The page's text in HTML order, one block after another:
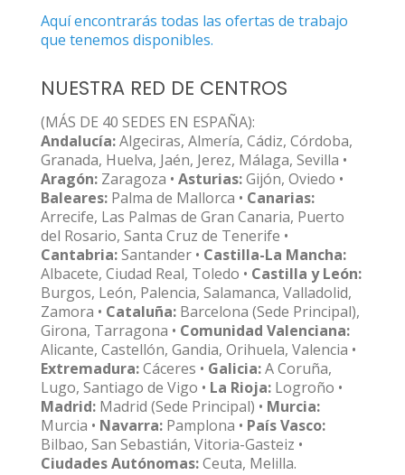
Aquí encontrarás todas las ofertas de trabajo
que tenemos disponibles.
NUESTRA RED DE CENTROS
(MÁS DE 40 SEDES EN ESPAÑA):
Andalucía:Algeciras, Almería, Cádiz, Córdoba,
Granada, Huelva, Jaén, Jerez, Málaga, Sevilla •
Aragón: Zaragoza • Asturias:Gijón, Oviedo •
Baleares: Palma de Mallorca • Canarias:
Arrecife, Las Palmas de Gran Canaria, Puerto
del Rosario, Santa Cruz de Tenerife •
Cantabria:Santander • Castilla-La Mancha:
Albacete, Ciudad Real, Toledo • Castilla y León:
Burgos, León, Palencia, Salamanca, Valladolid,
Zamora • Cataluña: Barcelona (Sede Principal),
Girona, Tarragona • Comunidad Valenciana:
Alicante, Castellón, Gandia, Orihuela, Valencia •
Extremadura:Cáceres • Galicia:A Coruña,
Lugo, Santiago de Vigo • La Rioja: Logroño •
Madrid: Madrid (Sede Principal) • Murcia:
Murcia • Navarra: Pamplona • País Vasco:
Bilbao, San Sebastián, Vitoria-Gasteiz •
Ciudades Autónomas:Ceuta, Melilla.